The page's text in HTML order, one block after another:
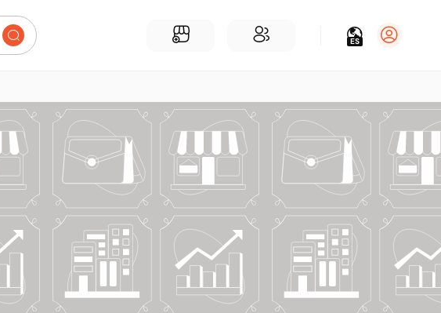
ES
Para Negocios
Añadir un negocio
Encuentre empresas cerca de ti
Comunidad
Encuentra personas cerca de ti